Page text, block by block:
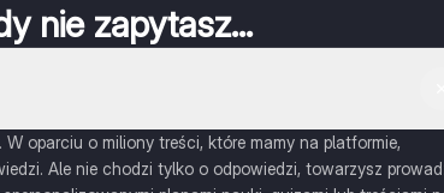
nie zapytasz...
oparciu o miliony treści, które mamy na platformie,
Ale nie chodzi tylko o odpowiedzi, towarzysz